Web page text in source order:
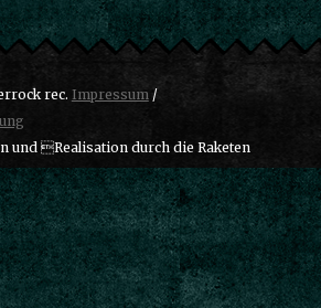
rec. Impressum/
und Realisation durch die Raketen